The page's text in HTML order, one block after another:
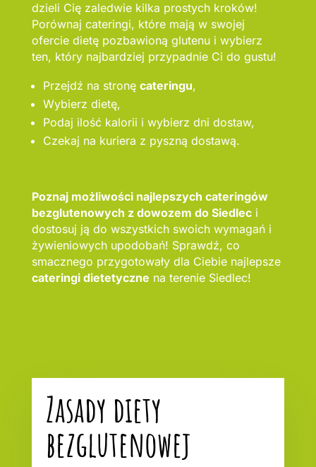
dzieli Cię zaledwie kilka prostych kroków!
Porównaj cateringi, które mają w swojej
ofercie dietę pozbawioną glutenu i wybierz
ten, który najbardziej przypadnie Ci do gustu!
Przejdź na stronę cateringu,
Wybierz dietę,
Podaj ilość kalorii i wybierz dni dostaw,
Czekaj na kuriera z pyszną dostawą.
Poznaj możliwości najlepszych cateringów
bezglutenowych z dowozem do Siedleci
dostosuj ją do wszystkich swoich wymagań i
żywieniowych upodobań! Sprawdź, co
smacznego przygotowały dla Ciebie najlepsze
cateringi dietetyczne na terenie Siedlec!
Zasady diety
bezglutenowej